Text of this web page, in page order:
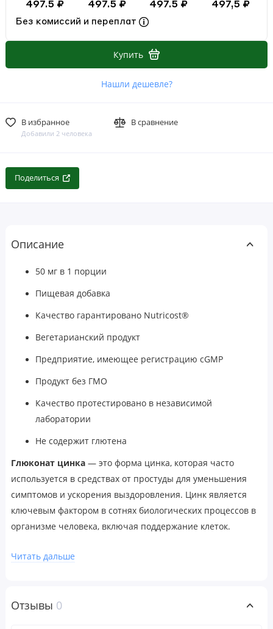
497.5 ₽ 497.5 ₽ 497.5 ₽ 497,5 ₽
Без комиссий и переплат
Купить
Нашли дешевле?
В избранное
Добавили 2 человека
В сравнение
Поделиться
Описание
50 мг в 1 порции
Пищевая добавка
Качество гарантировано Nutricost®
Вегетарианский продукт
Предприятие, имеющее регистрацию cGMP
Продукт без ГМО
Качество протестировано в независимой
лаборатории
Не содержит глютена
Глюконат цинка — это форма цинка, которая часто
используется в средствах от простуды для уменьшения
симптомов и ускорения выздоровления. Цинк является
ключевым фактором в сотнях биологических процессов в
организме человека, включая поддержание клеток.
дефициту цинка, состоянию, которое приводит к
Читать дальше
Отзывы 0